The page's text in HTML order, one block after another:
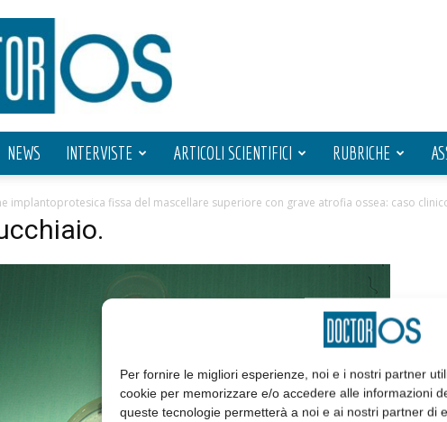
Per fornire le migliori esperienze, noi e i nostri partner
cookie per memorizzare e/o accedere alle informazioni
queste tecnologie permetterà a noi e ai nostri partner di
NEWS INTERVISTE ARTICOLI SCIENTIFICI RUBRICHE
implantoprotesica fissa del mascellare superiore con grave atrofia ossea: caso